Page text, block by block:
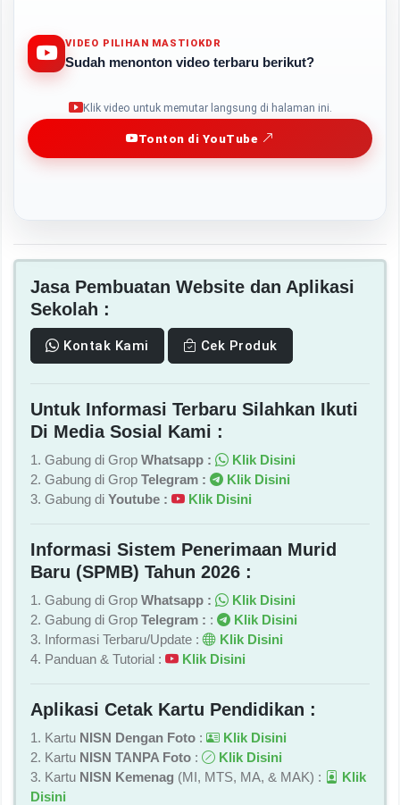
VIDEO PILIHAN MASTIOKDR
Sudah menonton video terbaru berikut?
Klik video untuk memutar langsung di halaman ini.
Tonton di YouTube
Jasa Pembuatan Website dan Aplikasi
Sekolah :
Kontak Kami Cek Produk
Untuk Informasi Terbaru Silahkan Ikuti
Di Media Sosial Kami :
1. Gabung di Grop Whatsapp :
Klik Disini
2. Gabung di Grop Telegram :
Klik Disini
3. Gabung di Youtube : Klik Disini
Informasi Sistem Penerimaan Murid
Baru (SPMB) Tahun 2026 :
1. Gabung di Grop Whatsapp :
Klik Disini
2. Gabung di Grop Telegram : :
Klik Disini
3. Informasi Terbaru/Update :
Klik Disini
4. Panduan & Tutorial :
Klik Disini
Aplikasi Cetak Kartu Pendidikan :
1. Kartu NISN Dengan Foto :
Klik Disini
2. Kartu NISN TANPA Foto :
Klik Disini
3. Kartu NISN Kemenag (MI, MTS, MA, & MAK) :
Klik
Disini